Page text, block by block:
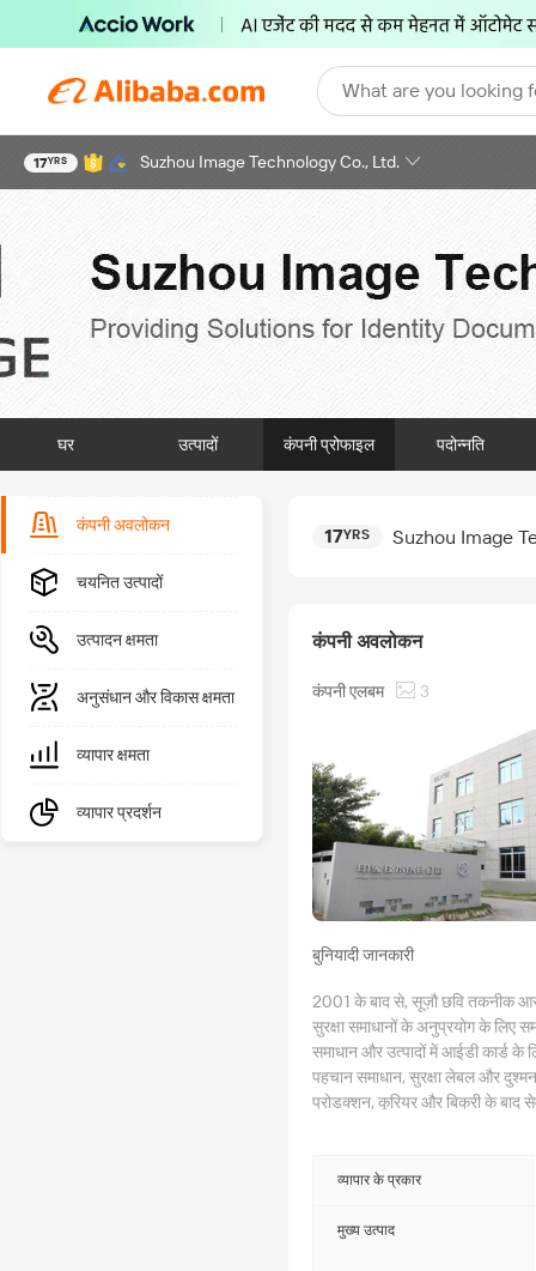
What are you looking
17YRS Suzhou Image Technology Co., Ltd.
घर उत्पादों कंपनी प्रोफाइल पदोन्नति
कंपनी अवलोकन
चयनित उत्पादों
उत्पादन क्षमता
अनुसंधान और विकास क्षमता
व्यापार क्षमता
व्यापार प्रदर्शन
17YRS Suzhou Image
कंपनी अवलोकन
कंपनी एलबम 3
बुनियादी जानकारी
2001 के बाद से, सूज़ौ छवि तकनीक
सुरक्षा समाधानों के अनुप्रयोग के लिए
समाधान और उत्पादों में आईडी कार्ड के
पहचान समाधान, सुरक्षा लेबल और
प्रोडक्शन, कूरियर और बिक्री के बाद
प्रणाली। जो हमें हमारे ग्राहकों से
होलोग्राम को जोड़ती है। आपके पास
व्यापार के प्रकार
मुख्य उत्पाद